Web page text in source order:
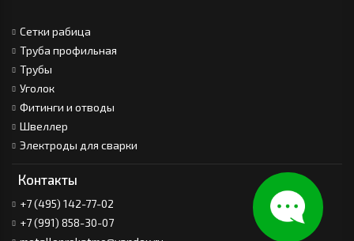
Сетки рабица
Труба профильная
Трубы
Уголок
Фитинги и отводы
Швеллер
Электроды для сварки
Контакты
+7 (495) 142-77-02
+7 (991) 858-30-07